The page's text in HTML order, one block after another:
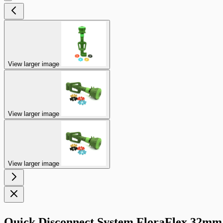
View larger image
View larger image
View larger image